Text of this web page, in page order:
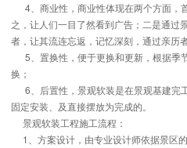
4、商业性，商业性体现在两个方面，
之，让人们一目了然看到广告；二是通过
者，让其流连忘返，记忆深刻，通过亲历
5、置换性，便于更换和更新，根据季
换；
6、后置性，景观软装是在景观基建完
固定安装、及直接摆放为完成的。
景观软装工程施工流程：
1、方案设计，由专业设计师依据景区